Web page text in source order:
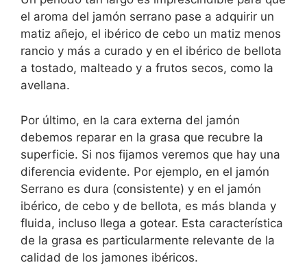
el aroma del jamón serrano pase a adquirir un
matiz añejo, el ibérico de cebo un matiz menos
rancio y más a curado y en el ibérico de bellota
a tostado, malteado y a frutos secos, como la
avellana.
Por último, en la cara externa del jamón
debemos reparar en la grasa que recubre la
superficie. Si nos fijamos veremos que hay una
diferencia evidente. Por ejemplo, en el jamón
Serrano es dura (consistente) y en el jamón
ibérico, de cebo y de bellota, es más blanda y
fluida, incluso llega a gotear. Esta característica
de la grasa es particularmente relevante de la
calidad de los jamones ibéricos.